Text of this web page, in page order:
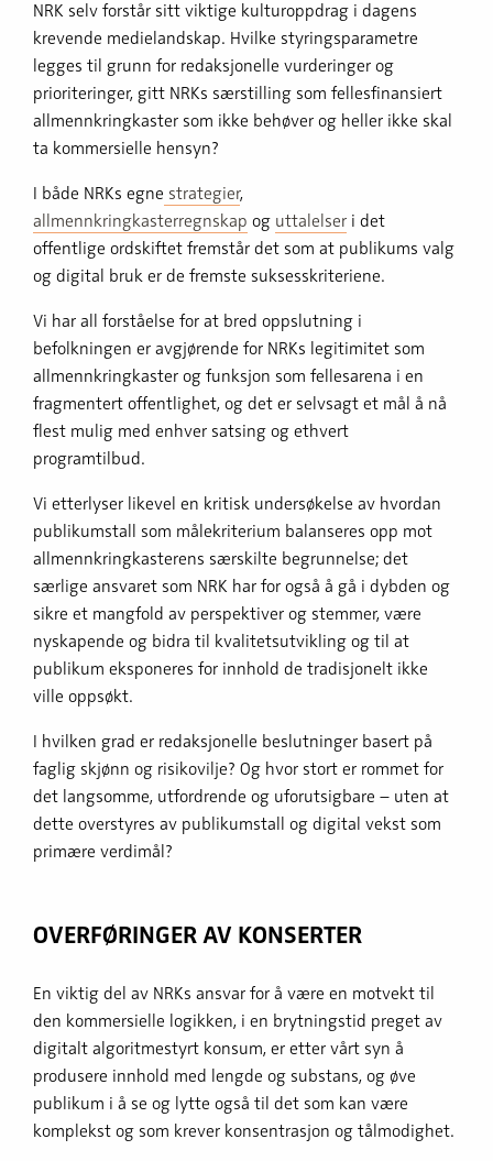
NRK selv forstår sitt viktige kulturoppdrag i dagens
krevende medielandskap. Hvilke styringsparametre
legges til grunn for redaksjonelle vurderinger og
prioriteringer, gitt NRKs særstilling som fellesfinansiert
allmennkringkaster som ikke behøver og heller ikke skal
ta kommersielle hensyn?
I både NRKs egne strategier,
allmennkringkasterregnskap og uttalelser i det
offentlige ordskiftet fremstår det som at publikums valg
og digital bruk er de fremste suksesskriteriene.
Vi har all forståelse for at bred oppslutning i
befolkningen er avgjørende for NRKs legitimitet som
allmennkringkaster og funksjon som fellesarena i en
fragmentert offentlighet, og det er selvsagt et mål å nå
flest mulig med enhver satsing og ethvert
programtilbud.
Vi etterlyser likevel en kritisk undersøkelse av hvordan
publikumstall som målekriterium balanseres opp mot
allmennkringkasterens særskilte begrunnelse; det
særlige ansvaret som NRK har for også å gå i dybden og
sikre et mangfold av perspektiver og stemmer, være
nyskapende og bidra til kvalitetsutvikling og til at
publikum eksponeres for innhold de tradisjonelt ikke
ville oppsøkt.
I hvilken grad er redaksjonelle beslutninger basert på
faglig skjønn og risikovilje? Og hvor stort er rommet for
det langsomme, utfordrende og uforutsigbare – uten at
dette overstyres av publikumstall og digital vekst som
primære verdimål?
OVERFØRINGER AV KONSERTER
En viktig del av NRKs ansvar for å være en motvekt til
den kommersielle logikken, i en brytningstid preget av
digitalt algoritmestyrt konsum, er etter vårt syn å
produsere innhold med lengde og substans, og øve
publikum i å se og lytte også til det som kan være
komplekst og som krever konsentrasjon og tålmodighet.